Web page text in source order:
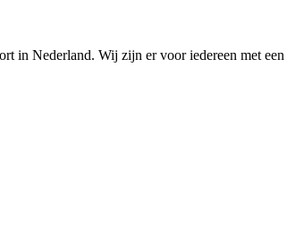
in Nederland. Wij zijn er voor iedereen met